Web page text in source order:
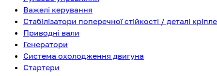
Важелі керування
Стабілізатори поперечної стійкості / деталі
Приводні вали
Генератори
Система охолодження двигуна
Стартери